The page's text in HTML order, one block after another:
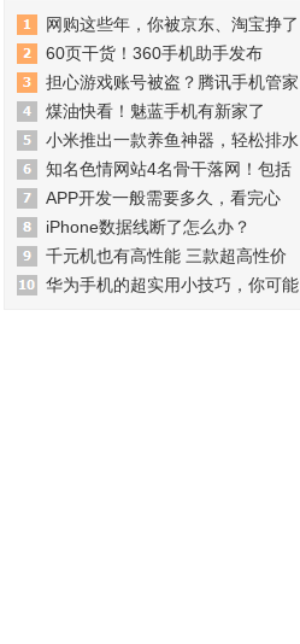
网购这些年，你被京东、淘宝挣了
60页干货！360手机助手发布
担心游戏账号被盗？腾讯手机管家
煤油快看！魅蓝手机有新家了
小米推出一款养鱼神器，轻松排水
知名色情网站4名骨干落网！包括
APP开发一般需要多久，看完心
iPhone数据线断了怎么办？
千元机也有高性能 三款超高性价
华为手机的超实用小技巧，你可能